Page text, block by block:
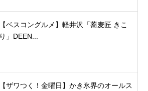
【ベスコングルメ】軽井沢「蕎麦匠 きこ
り」DEEN...
【ザワつく！金曜日】かき氷界のオールス